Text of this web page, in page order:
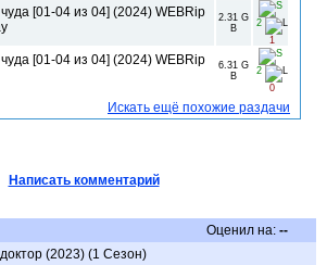
[01-04 из 04] (2024) WEBRip
2.31 G
B
2
1
[01-04 из 04] (2024) WEBRip
6.31 G
B
2
0
Искать ещё похожие раздачи
Написать комментарий
Оценил на: --
(2023) (1 Сезон)